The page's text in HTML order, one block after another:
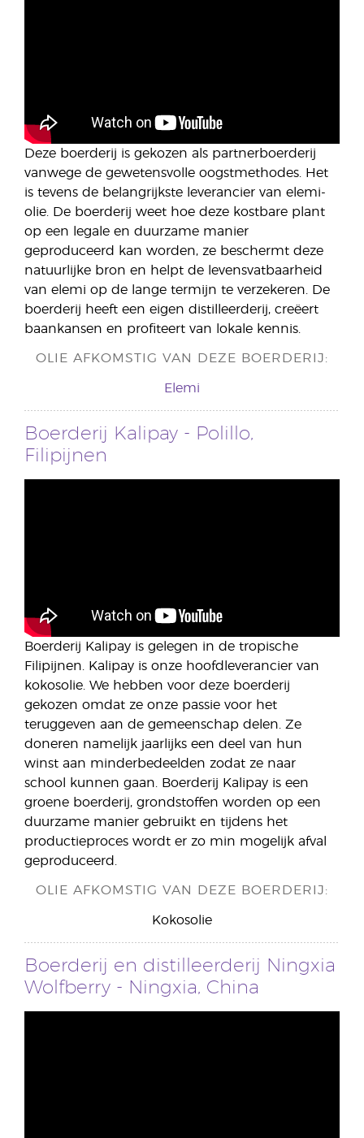
Deze boerderij is gekozen als partnerboerderij
vanwege de gewetensvolle oogstmethodes. Het
is tevens de belangrijkste leverancier van elemi-
olie. De boerderij weet hoe deze kostbare plant
op een legale en duurzame manier
geproduceerd kan worden, ze beschermt deze
natuurlijke bron en helpt de levensvatbaarheid
van elemi op de lange termijn te verzekeren. De
boerderij heeft een eigen distilleerderij, creëert
baankansen en profiteert van lokale kennis.
OLIE AFKOMSTIG VAN DEZE BOERDERIJ:
Elemi
Boerderij Kalipay - Polillo,
Filipijnen
Boerderij Kalipay is gelegen in de tropische
Filipijnen. Kalipay is onze hoofdleverancier van
kokosolie. We hebben voor deze boerderij
gekozen omdat ze onze passie voor het
teruggeven aan de gemeenschap delen. Ze
doneren namelijk jaarlijks een deel van hun
winst aan minderbedeelden zodat ze naar
school kunnen gaan. Boerderij Kalipay is een
groene boerderij, grondstoffen worden op een
duurzame manier gebruikt en tijdens het
productieproces wordt er zo min mogelijk afval
geproduceerd.
OLIE AFKOMSTIG VAN DEZE BOERDERIJ:
Kokosolie
Boerderij en distilleerderij Ningxia
Wolfberry - Ningxia, China